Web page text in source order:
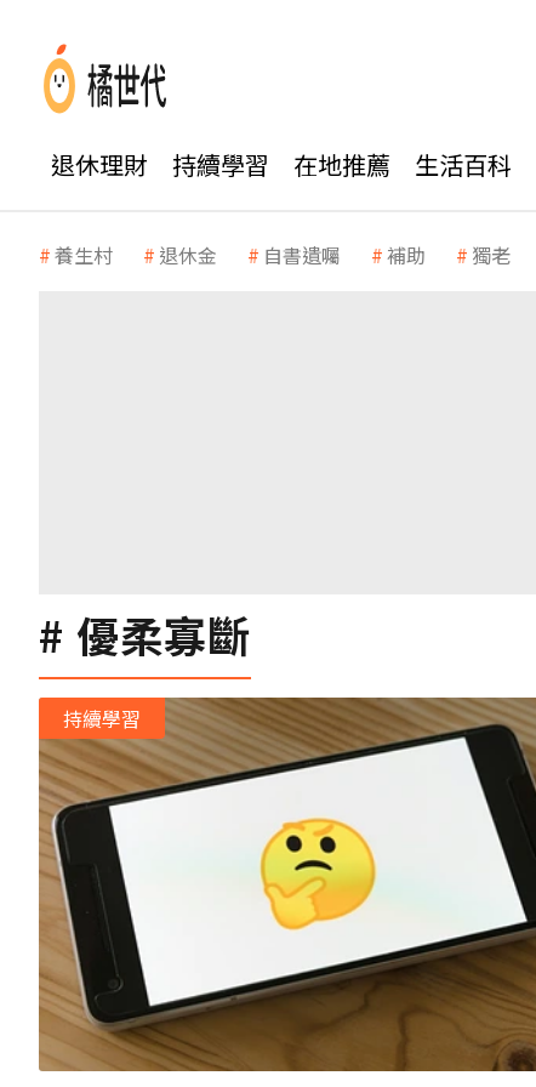
退休理財 持續學習 在地推薦 生活百科
養生村 退休金 自書遺囑 補助 獨老
優柔寡斷
持續學習